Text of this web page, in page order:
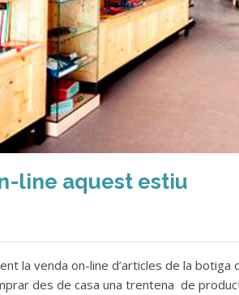
line aquest estiu
la venda on-line d’articles de la
des de casa una trentena de